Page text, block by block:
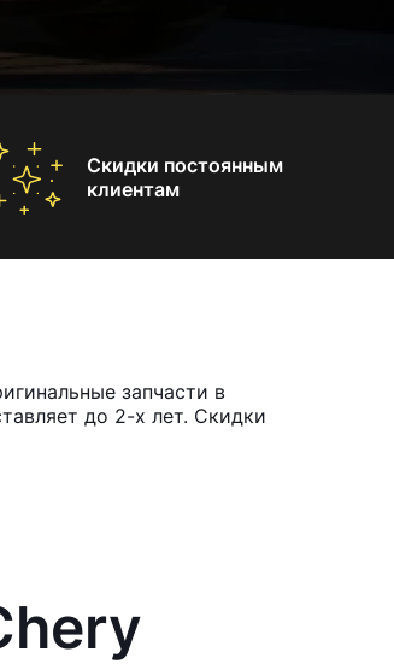
Скидки постоянным
клиентам
запчасти в
до 2-х лет. Скидки